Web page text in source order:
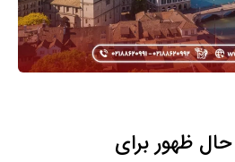
ظهور برای